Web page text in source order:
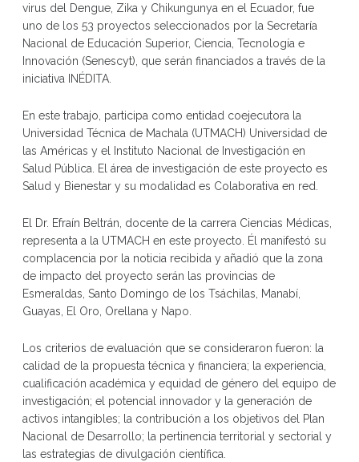
virus del Dengue, Zika y Chikungunya en el Ecuador, fue
uno de los 53 proyectos seleccionados por la Secretaría
Nacional de Educación Superior, Ciencia, Tecnología e
Innovación (Senescyt), que serán financiados a través de la
iniciativa INÉDITA.
En este trabajo, participa como entidad coejecutora la
Universidad Técnica de Machala (UTMACH) Universidad de
las Américas y el Instituto Nacional de Investigación en
Salud Pública. El área de investigación de este proyecto es
Salud y Bienestar y su modalidad es Colaborativa en red.
El Dr. Efraín Beltrán, docente de la carrera Ciencias Médicas,
representa a la UTMACH en este proyecto. Él manifestó su
complacencia por la noticia recibida y añadió que la zona
de impacto del proyecto serán las provincias de
Esmeraldas, Santo Domingo de los Tsáchilas, Manabí,
Guayas, El Oro, Orellana y Napo.
Los criterios de evaluación que se consideraron fueron: la
calidad de la propuesta técnica y financiera; la experiencia,
cualificación académica y equidad de género del equipo de
investigación; el potencial innovador y la generación de
activos intangibles; la contribución a los objetivos del Plan
Nacional de Desarrollo; la pertinencia territorial y sectorial y
las estrategias de divulgación científica.